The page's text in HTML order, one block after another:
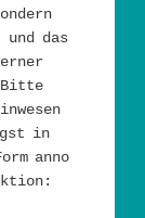
und das
Bitte
in
anno